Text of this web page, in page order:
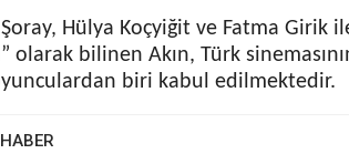
Hülya Koçyiğit ve Fatma Girik
olarak bilinen Akın, Türk
biri kabul edilmektedir.